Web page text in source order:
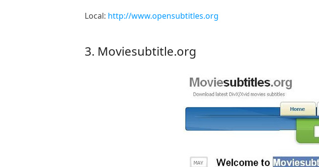
Local: http://www.opensubtitles.org
3. Moviesubtitle.org